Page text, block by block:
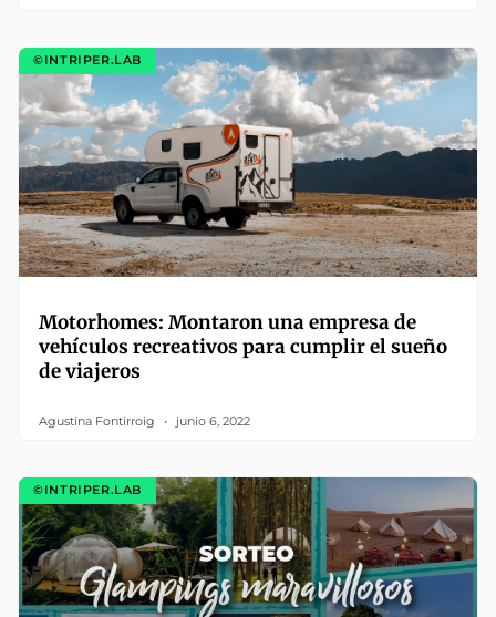
©INTRIPER.LAB
Motorhomes: Montaron una empresa de
vehículos recreativos para cumplir el sueño
de viajeros
Agustina Fontirroig junio 6, 2022
©INTRIPER.LAB